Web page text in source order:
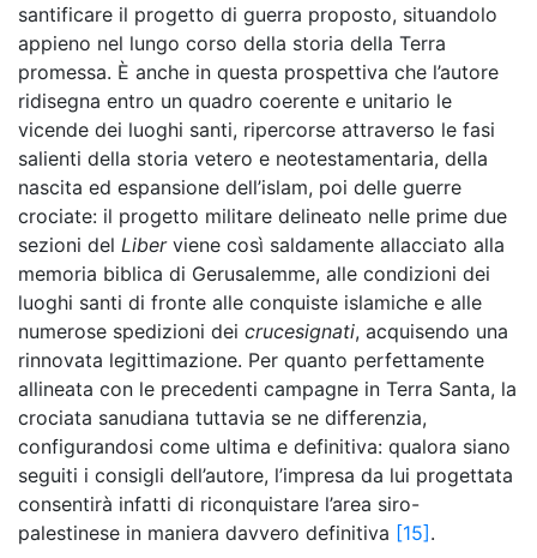
santificare il progetto di guerra proposto, situandolo
appieno nel lungo corso della storia della Terra
promessa. È anche in questa prospettiva che l’autore
ridisegna entro un quadro coerente e unitario le
vicende dei luoghi santi, ripercorse attraverso le fasi
salienti della storia vetero e neotestamentaria, della
nascita ed espansione dell’islam, poi delle guerre
crociate: il progetto militare delineato nelle prime due
sezioni del Liberviene così saldamente allacciato alla
memoria biblica di Gerusalemme, alle condizioni dei
luoghi santi di fronte alle conquiste islamiche e alle
numerose spedizioni dei crucesignati, acquisendo una
rinnovata legittimazione. Per quanto perfettamente
allineata con le precedenti campagne in Terra Santa, la
crociata sanudiana tuttavia se ne differenzia,
configurandosi come ultima e definitiva: qualora siano
seguiti i consigli dell’autore, l’impresa da lui progettata
consentirà infatti di riconquistare l’area siro-
palestinese in maniera davvero definitiva [15].